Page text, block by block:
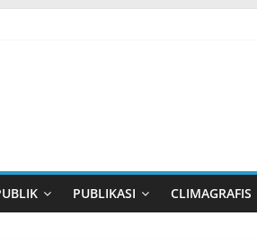
PUBLIKASI CLIMAGRAFIS